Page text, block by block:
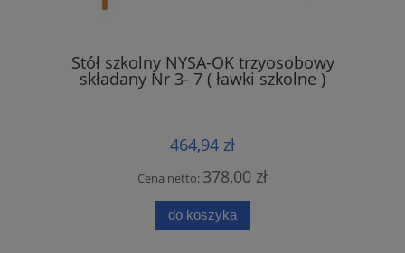
Stół szkolny NYSA-OK trzyosobowy
składany Nr 3- 7 ( ławki szkolne )
464,94 zł
Cena netto: 378,00 zł
do koszyka